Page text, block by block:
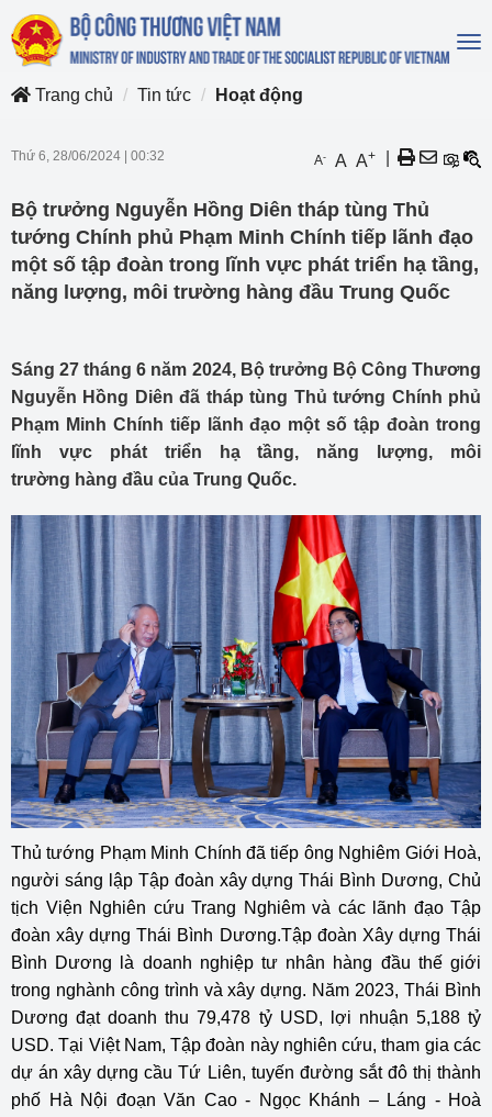
Trang chủ
Tin tức Hoạt động
Thứ 6, 28/06/2024 00:32 A- A A+
Bộ trưởng Nguyễn Hồng Diên tháp tùng Thủ
tướng Chính phủ Phạm Minh Chính tiếp lãnh đạo
một số tập đoàn trong lĩnh vực phát triển hạ tầng,
năng lượng, môi trường hàng đầu Trung Quốc
Sáng 27 tháng 6 năm 2024, Bộ trưởng Bộ Công Thương
Nguyễn Hồng Diên đã tháp tùng Thủ tướng Chính phủ
Phạm Minh Chính tiếp lãnh đạo một số tập đoàn trong
lĩnh vực phát triển hạ tầng, năng lượng, môi
trường hàng đầu của Trung Quốc.
Thủ tướng Phạm Minh Chính đã tiếp ông Nghiêm Giới Hoà,
người sáng lập Tập đoàn xây dựng Thái Bình Dương, Chủ
tịch Viện Nghiên cứu Trang Nghiêm và các lãnh đạo Tập
đoàn xây dựng Thái Bình Dương.Tập đoàn Xây dựng Thái
Bình Dương là doanh nghiệp tư nhân hàng đầu thế giới
trong nghành công trình và xây dựng. Năm 2023, Thái Bình
Dương đạt doanh thu 79,478 tỷ USD, lợi nhuận 5,188 tỷ
USD. Tại Việt Nam, Tập đoàn này nghiên cứu, tham gia các
dự án xây dựng cầu Tứ Liên, tuyến đường sắt đô thị thành
phố Hà Nội đoạn Văn Cao - Ngọc Khánh – Láng - Hoà